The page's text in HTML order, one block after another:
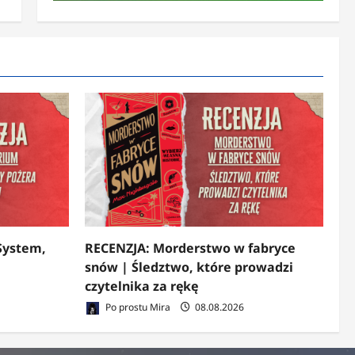
RECENZJA: Morderstwo w fabryce
snów | Śledztwo, które prowadzi
czytelnika za rękę
Po prostu Mira 08.08.2026